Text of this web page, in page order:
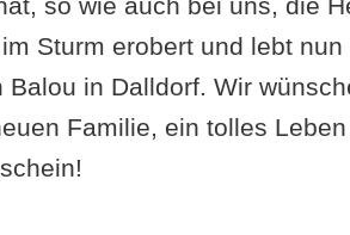
Sturm erobert und lebt
Balou in Dalldorf. Wir
Familie, ein tolles